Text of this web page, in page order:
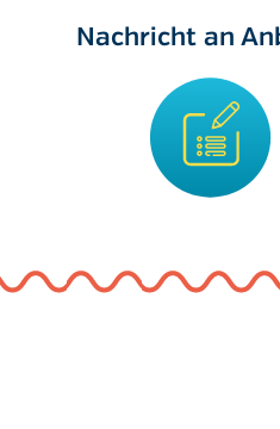
Nachricht an